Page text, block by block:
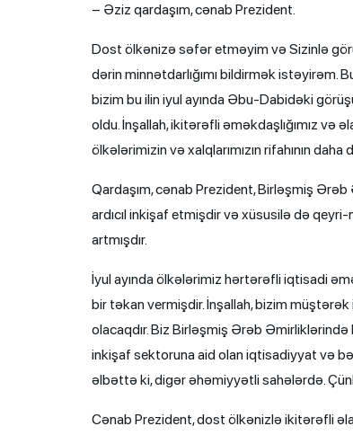
– Əziz qardaşım, cənab Prezident.
Dost ölkənizə səfər etməyim və Sizinlə
dərin minnətdarlığımı bildirmək istəyirəm.
bizim bu ilin iyul ayında Əbu-Dabidəki
oldu. İnşallah, ikitərəfli əməkdaşlığımız
ölkələrimizin və xalqlarımızın rifahının
Qardaşım, cənab Prezident, Birləşmiş
ardıcıl inkişaf etmişdir və xüsusilə də
artmışdır.
İyul ayında ölkələrimiz hərtərəfli iqtisadi
bir təkan vermişdir. İnşallah, bizim
olacaqdır. Biz Birləşmiş Ərəb Əmirliklərində
inkişaf sektoruna aid olan iqtisadiyyat və
əlbəttə ki, digər əhəmiyyətli sahələrdə.
Cənab Prezident, dost ölkənizlə ikitərəfli